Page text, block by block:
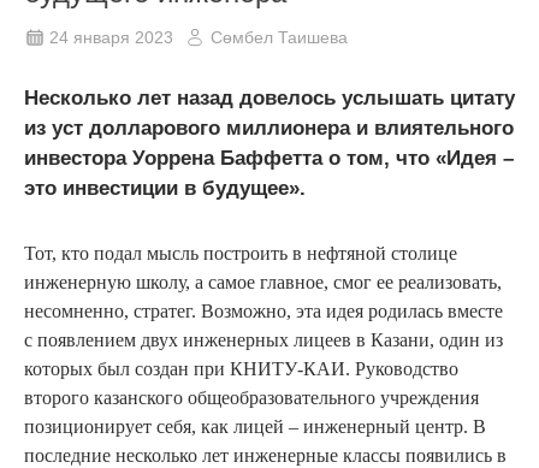
24 января 2023 Сөмбел Таишева
Несколько лет назад довелось услышать цитату
из уст долларового миллионера и влиятельного
инвестора Уоррена Баффетта о том, что «Идея –
это инвестиции в будущее».
Тот, кто подал мысль построить в нефтяной столице
инженерную школу, а самое главное, смог ее реализовать,
несомненно, стратег. Возможно, эта идея родилась вместе
с появлением двух инженерных лицеев в Казани, один из
которых был создан при КНИТУ-КАИ. Руководство
второго казанского общеобразовательного учреждения
позиционирует себя, как лицей – инженерный центр. В
последние несколько лет инженерные классы появились в